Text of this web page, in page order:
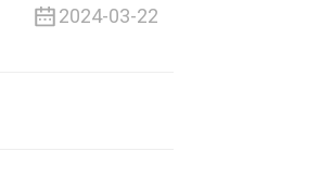
2024-03-22